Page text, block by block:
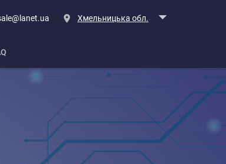
Хмельницька обл.